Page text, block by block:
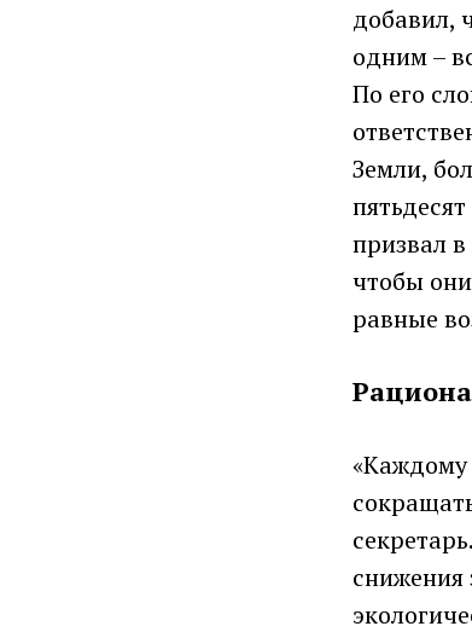
добавил,
одним –
По его
Земли,
призвал
чтобы
равные
«Каждому
снижения